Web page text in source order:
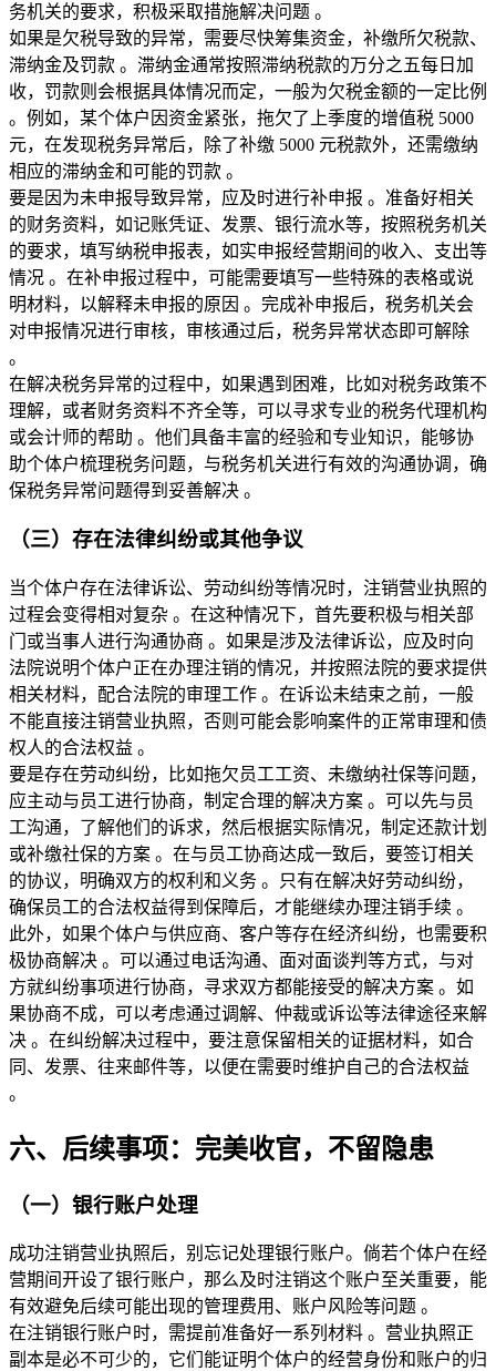
务机关的要求，积极采取措施解决问题 。
如果是欠税导致的异常，需要尽快筹集资金，补缴所欠税款、
滞纳金及罚款 。滞纳金通常按照滞纳税款的万分之五每日加
收，罚款则会根据具体情况而定，一般为欠税金额的一定比例
。例如，某个体户因资金紧张，拖欠了上季度的增值税 5000
元，在发现税务异常后，除了补缴 5000 元税款外，还需缴纳
相应的滞纳金和可能的罚款 。
要是因为未申报导致异常，应及时进行补申报 。准备好相关
的财务资料，如记账凭证、发票、银行流水等，按照税务机关
的要求，填写纳税申报表，如实申报经营期间的收入、支出等
情况 。在补申报过程中，可能需要填写一些特殊的表格或说
明材料，以解释未申报的原因 。完成补申报后，税务机关会
对申报情况进行审核，审核通过后，税务异常状态即可解除
。
在解决税务异常的过程中，如果遇到困难，比如对税务政策不
理解，或者财务资料不齐全等，可以寻求专业的税务代理机构
或会计师的帮助 。他们具备丰富的经验和专业知识，能够协
助个体户梳理税务问题，与税务机关进行有效的沟通协调，确
保税务异常问题得到妥善解决 。
（三）存在法律纠纷或其他争议
当个体户存在法律诉讼、劳动纠纷等情况时，注销营业执照的
过程会变得相对复杂 。在这种情况下，首先要积极与相关部
门或当事人进行沟通协商 。如果是涉及法律诉讼，应及时向
法院说明个体户正在办理注销的情况，并按照法院的要求提供
相关材料，配合法院的审理工作 。在诉讼未结束之前，一般
不能直接注销营业执照，否则可能会影响案件的正常审理和债
权人的合法权益 。
要是存在劳动纠纷，比如拖欠员工工资、未缴纳社保等问题，
应主动与员工进行协商，制定合理的解决方案 。可以先与员
工沟通，了解他们的诉求，然后根据实际情况，制定还款计划
或补缴社保的方案 。在与员工协商达成一致后，要签订相关
的协议，明确双方的权利和义务 。只有在解决好劳动纠纷，
确保员工的合法权益得到保障后，才能继续办理注销手续 。
此外，如果个体户与供应商、客户等存在经济纠纷，也需要积
极协商解决 。可以通过电话沟通、面对面谈判等方式，与对
方就纠纷事项进行协商，寻求双方都能接受的解决方案 。如
果协商不成，可以考虑通过调解、仲裁或诉讼等法律途径来解
决 。在纠纷解决过程中，要注意保留相关的证据材料，如合
同、发票、往来邮件等，以便在需要时维护自己的合法权益
。
六、后续事项：完美收官，不留隐患
（一）银行账户处理
成功注销营业执照后，别忘记处理银行账户。倘若个体户在经
营期间开设了银行账户，那么及时注销这个账户至关重要，能
有效避免后续可能出现的管理费用、账户风险等问题 。
在注销银行账户时，需提前准备好一系列材料 。营业执照正
副本是必不可少的，它们能证明个体户的经营身份和账户的归